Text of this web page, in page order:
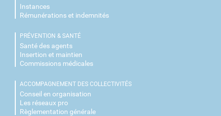
Instances
Rémunérations et indemnités
PRÉVENTION & SANTÉ
Santé des agents
Insertion et maintien
Commissions médicales
ACCOMPAGNEMENT DES COLLECTIVITÉS
Conseil en organisation
Les réseaux pro
Règlementation générale